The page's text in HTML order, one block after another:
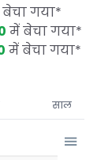
गया*
में बेचा गया*
में बेचा गया*
साल